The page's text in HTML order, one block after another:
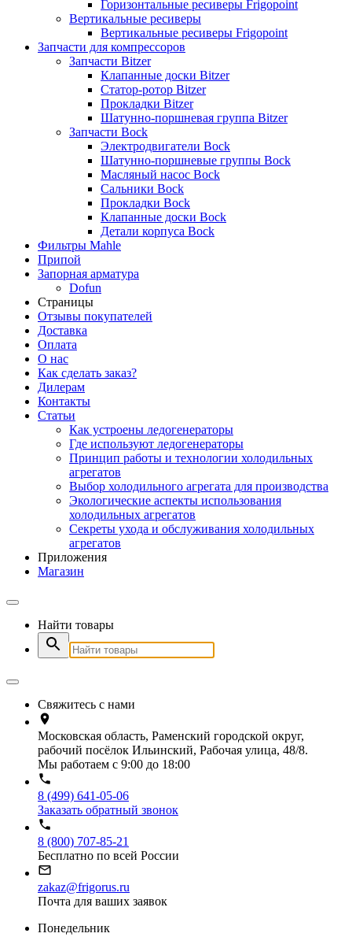
Горизонтальные ресиверы Frigopoint
Вертикальные ресиверы
Вертикальные ресиверы Frigopoint
Запчасти для компрессоров
Запчасти Bitzer
Клапанные доски Bitzer
Статор-ротор Bitzer
Прокладки Bitzer
Шатунно-поршневая группа Bitzer
Запчасти Bock
Электродвигатели Bock
Шатунно-поршневые группы Bock
Масляный насос Bock
Сальники Bock
Прокладки Bock
Клапанные доски Bock
Детали корпуса Bock
Фильтры Mahle
Припой
Запорная арматура
Dofun
Страницы
Отзывы покупателей
Доставка
Оплата
О нас
Как сделать заказ?
Дилерам
Контакты
Статьи
Как устроены ледогенераторы
Где используют ледогенераторы
Принцип работы и технологии холодильных
агрегатов
Выбор холодильного агрегата для производства
Экологические аспекты использования
холодильных агрегатов
Секреты ухода и обслуживания холодильных
агрегатов
Приложения
Магазин
Найти товары
Свяжитесь с нами
Московская область, Раменский городской округ,
рабочий посёлок Ильинский, Рабочая улица, 48/8.
Мы работаем с 9:00 до 18:00
8 (499) 641-05-06
Заказать обратный звонок
8 (800) 707-85-21
Бесплатно по всей России
zakaz@frigorus.ru
Почта для ваших заявок
Понедельник